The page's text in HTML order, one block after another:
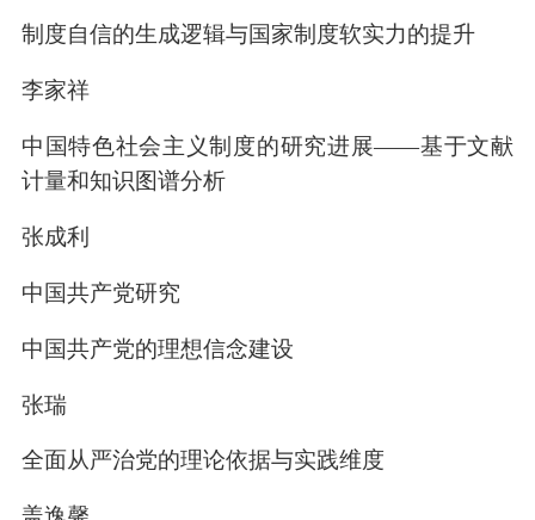
制度自信的生成逻辑与国家制度软实力的提升
李家祥
中国特色社会主义制度的研究进展——基于文献
计量和知识图谱分析
张成利
中国共产党研究
中国共产党的理想信念建设
张瑞
全面从严治党的理论依据与实践维度